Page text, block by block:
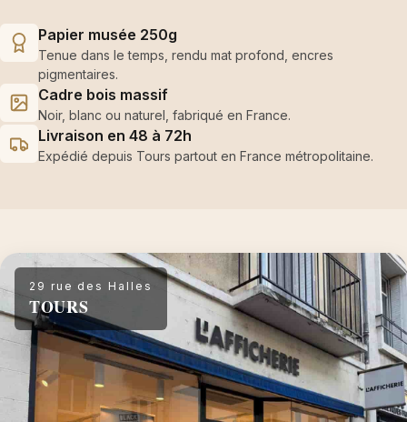
Papier musée 250g
Tenue dans le temps, rendu mat profond, encres
pigmentaires.
Cadre bois massif
Noir, blanc ou naturel, fabriqué en France.
Livraison en 48 à 72h
Expédié depuis Tours partout en France métropolitaine.
29 rue des Halles
TOURS